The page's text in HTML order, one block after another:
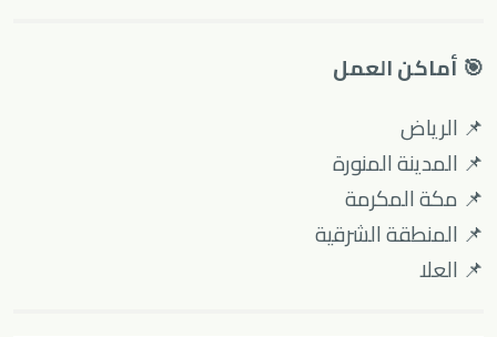
🎯 أماكن العمل
📌 الرياض
📌 المدينة المنورة
📌 مكة المكرمة
📌 المنطقة الشرقية
📌 العلا